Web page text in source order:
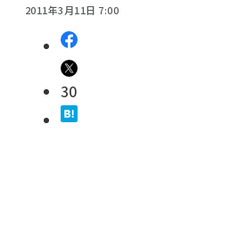
2011年3月11日 7:00
30